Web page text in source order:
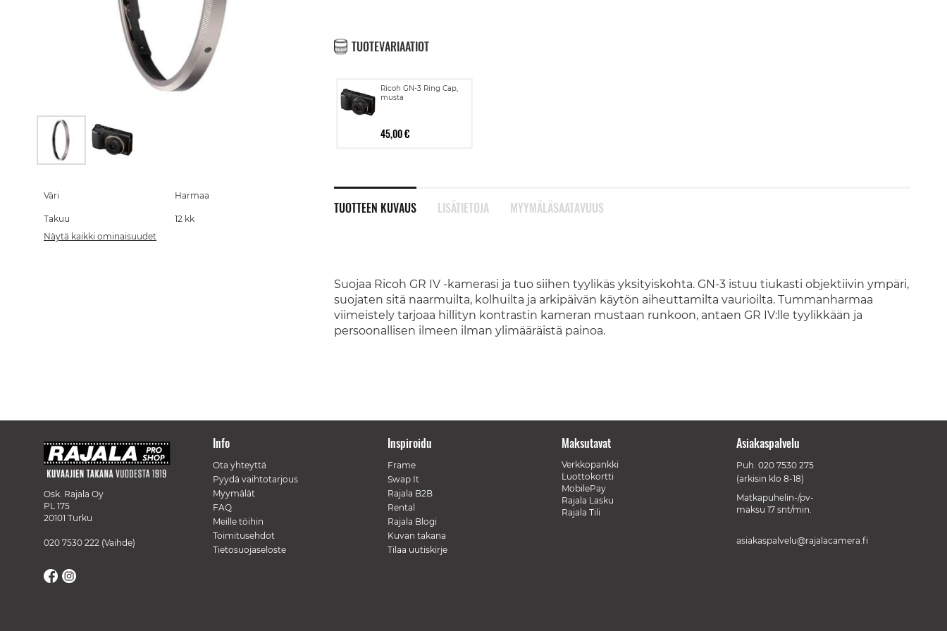
TUOTEVARIAATIOT
Ricoh GN-3 Ring Cap,
musta
45,00 €
TUOTTEEN KUVAUS
Suojaa Ricoh GR IV -kamerasi ja tuo siihen tyylikäs yksityiskohta. GN-3 istuu tiukasti objektiivin ympäri,
suojaten sitä naarmuilta, kolhuilta ja arkipäivän käytön aiheuttamilta vaurioilta. Tummanharmaa
viimeistely tarjoaa hillityn kontrastin kameran mustaan runkoon, antaen GR IV:lle tyylikkään ja
persoonallisen ilmeen ilman ylimääräistä painoa.
LISÄTIETOJA MYYMÄLÄSAATAVUUS
the
of
the
images
Väri Harmaa
Takuu
12 kk
Näytä kaikki ominaisuudet
Osk. Rajala Oy
PL 175
20101 Turku
020 7530 222 (Vaihde)
Info
Ota yhteyttä
Pyydä vaihtotarjous
Myymälät
FAQ
Meille töihin
Toimitusehdot
Tietosuojaseloste
Inspiroidu
Frame
Swap It
Rajala B2B
Rental
Rajala Blogi
Kuvan takana
Tilaa uutiskirje
Maksutavat
Verkkopankki
Luottokortti
MobilePay
Rajala Lasku
Rajala Tili
Asiakaspalvelu
Puh. 020 7530 275
(arkisin klo 8-18)
Matkapuhelin-/pv-
maksu 17 snt/min.
asiakaspalvelu@rajalacamera.fi